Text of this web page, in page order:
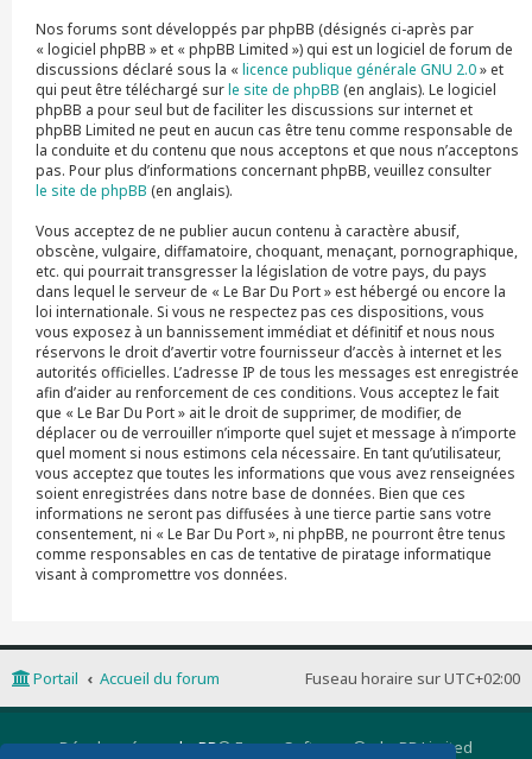
Nos forums sont développés par phpBB (désignés ci-après par
« logiciel phpBB » et « phpBB Limited ») qui est un logiciel de forum de
discussions déclaré sous la « licence publique générale GNU 2.0» et
qui peut être téléchargé surle site de phpBB (en anglais). Le logiciel
phpBB a pour seul but de faciliter les discussions sur internet et
phpBB Limited ne peut en aucun cas être tenu comme responsable de
la conduite et du contenu que nous acceptons et que nous n’acceptons
pas. Pour plus d’informations concernant phpBB, veuillez consulter
le site de phpBB (en anglais).
Vous acceptez de ne publier aucun contenu à caractère abusif,
obscène, vulgaire, diffamatoire, choquant, menaçant, pornographique,
etc. qui pourrait transgresser la législation de votre pays, du pays
dans lequel le serveur de « Le Bar Du Port » est hébergé ou encore la
loi internationale. Si vous ne respectez pas ces dispositions, vous
vous exposez à un bannissement immédiat et définitif et nous nous
réservons le droit d’avertir votre fournisseur d’accès à internet et les
autorités officielles. L’adresse IP de tous les messages est enregistrée
afin d’aider au renforcement de ces conditions. Vous acceptez le fait
que « Le Bar Du Port » ait le droit de supprimer, de modifier, de
déplacer ou de verrouiller n’importe quel sujet et message à n’importe
quel moment si nous estimons cela nécessaire. En tant qu’utilisateur,
vous acceptez que toutes les informations que vous avez renseignées
soient enregistrées dans notre base de données. Bien que ces
informations ne seront pas diffusées à une tierce partie sans votre
consentement, ni « Le Bar Du Port », ni phpBB, ne pourront être tenus
comme responsables en cas de tentative de piratage informatique
visant à compromettre vos données.
Fuseau horaire surUTC+02:00
Portail Accueil du forum
Développé parphpBB® Forum Software © phpBB Limited